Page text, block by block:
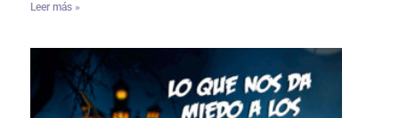
Leer más »